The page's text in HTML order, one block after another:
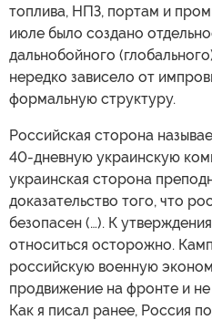
топлива, НПЗ, портам и
июле было создано
дальнобойного
нередко зависело от
формальную структуру.
Российская сторона
40-дневную украинскую
украинская сторона
доказательство того, что
безопасен (…). К
относиться осторожно.
российскую военную
продвижение на фронте и
Как я писал ранее, Россия